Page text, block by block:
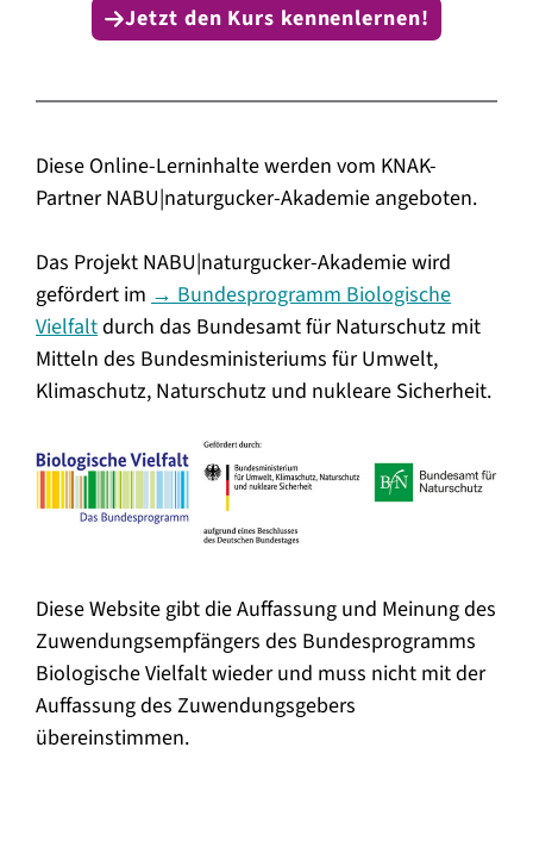
Jetzt den Kurs kennenlernen!
Diese Online-Lerninhalte werden vom KNAK-
Partner NABU|naturgucker-Akademie angeboten.
Das Projekt NABU|naturgucker-Akademie wird
gefördert im → Bundesprogramm Biologische
Vielfaltdurch das Bundesamt für Naturschutz mit
Mitteln des Bundesministeriums für Umwelt,
Klimaschutz, Naturschutz und nukleare Sicherheit.
Diese Website gibt die Auffassung und Meinung des
Zuwendungsempfängers des Bundesprogramms
Biologische Vielfalt wieder und muss nicht mit der
Auffassung des Zuwendungsgebers
übereinstimmen.